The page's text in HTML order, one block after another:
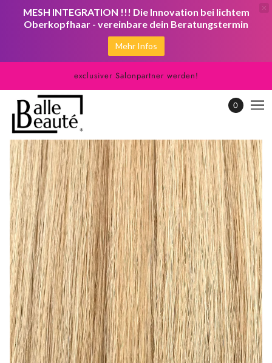
exclusiver Salonpartner werden!
0
MESH INTEGRATION !!! Die Innovation bei lichtem
Oberkopfhaar - vereinbare dein Beratungstermin
Mehr Infos